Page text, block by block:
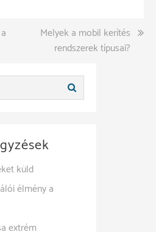
Melyek a mobil kerítés
rendszerek típusai?
küld
élmény a
extrém